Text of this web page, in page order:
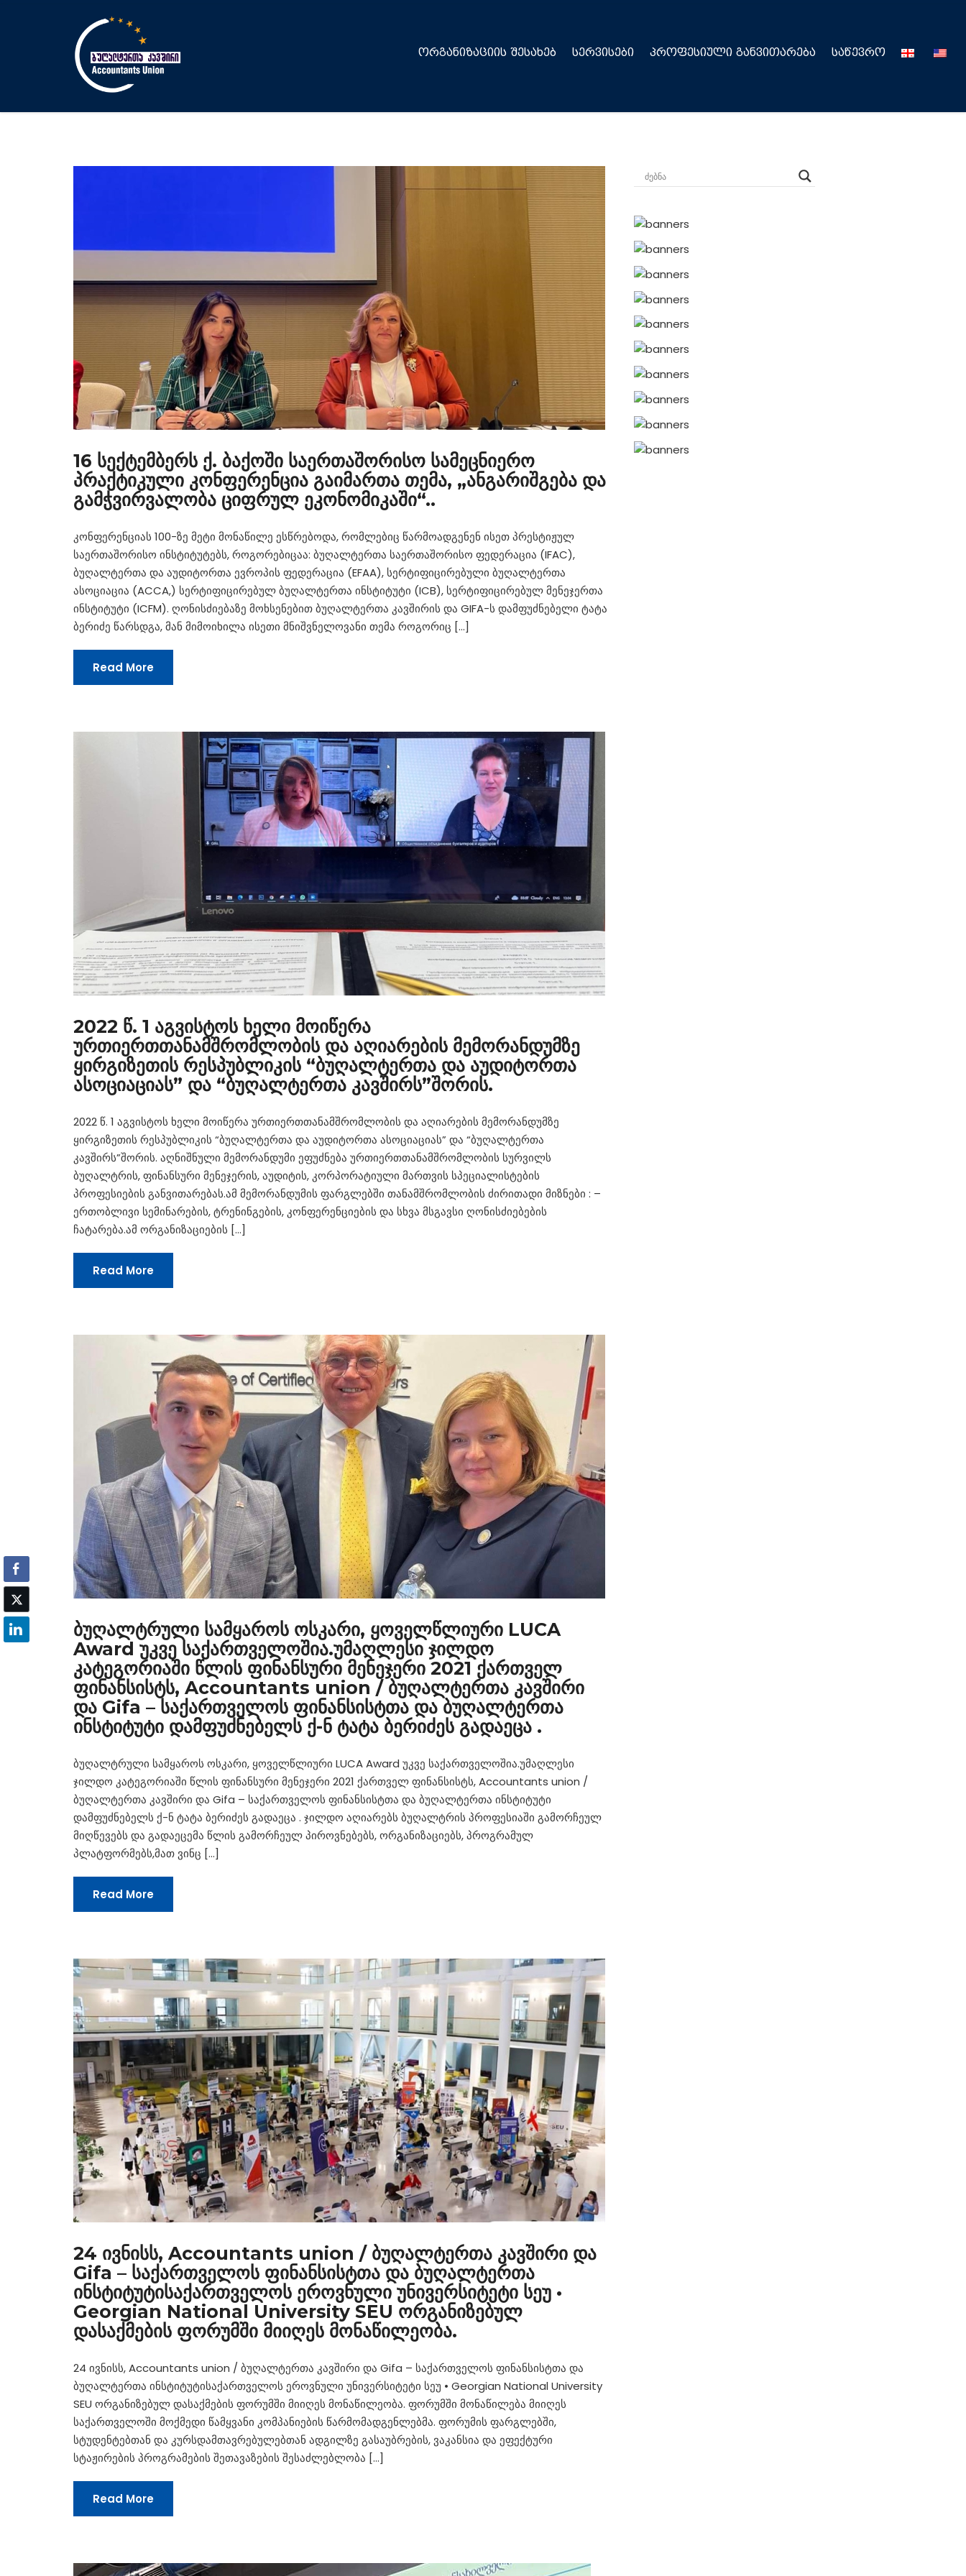
ᲝᲠᲒᲐᲜᲘᲖᲐᲪᲘᲘᲡ ᲨᲔᲡᲐᲮᲔᲑ ᲡᲔᲠᲕᲘᲡᲔᲑᲘ ᲞᲠᲝᲤᲔᲡᲘᲣᲚᲘ ᲒᲐᲜᲕᲘᲗᲐᲠᲔᲑᲐ ᲡᲐᲬᲔᲕᲠᲝ
16 სექტემბერს ქ. ბაქოში საერთაშორისო სამეცნიერო
პრაქტიკული კონფერენცია გაიმართა თემა, „ანგარიშგება და
გამჭვირვალობა ციფრულ ეკონომიკაში“..
კონფერენციას 100-ზე მეტი მონაწილე ესწრებოდა, რომლებიც წარმოადგენენ ისეთ პრესტიჟულ
საერთაშორისო ინსტიტუტებს, როგორებიცაა: ბუღალტერთა საერთაშორისო ფედერაცია (IFAC),
ბუღალტერთა და აუდიტორთა ევროპის ფედერაცია (EFAA), სერტიფიცირებული ბუღალტერთა
ასოციაცია (ACCA,) სერტიფიცირებულ ბუღალტერთა ინსტიტუტი (ICB), სერტიფიცირებულ მენეჯერთა
ინსტიტუტი (ICFM). ღონისძიებაზე მოხსენებით ბუღალტერთა კავშირის და GIFA-ს დამფუძნებელი ტატა
ბერიძე წარსდგა, მან მიმოიხილა ისეთი მნიშვნელოვანი თემა როგორიც […]
Read More
2022 წ. 1 აგვისტოს ხელი მოიწერა
ურთიერთთანამშრომლობის და აღიარების მემორანდუმზე
ყირგიზეთის რესპუბლიკის “ბუღალტერთა და აუდიტორთა
ასოციაციას” და “ბუღალტერთა კავშირს”შორის.
2022 წ. 1 აგვისტოს ხელი მოიწერა ურთიერთთანამშრომლობის და აღიარების მემორანდუმზე
ყირგიზეთის რესპუბლიკის “ბუღალტერთა და აუდიტორთა ასოციაციას” და “ბუღალტერთა
კავშირს”შორის. აღნიშნული მემორანდუმი ეფუძნება ურთიერთთანამშრომლობის სურვილს
ბუღალტრის, ფინანსური მენეჯერის, აუდიტის, კორპორატიული მართვის სპეციალისტების
პროფესიების განვითარებას.ამ მემორანდუმის ფარგლებში თანამშრომლობის ძირითადი მიზნები : –
ერთობლივი სემინარების, ტრენინგების, კონფერენციების და სხვა მსგავსი ღონისძიებების
ჩატარება.ამ ორგანიზაციების […]
Read More
ბუღალტრული სამყაროს ოსკარი, ყოველწლიური LUCA
Award უკვე საქართველოშია.უმაღლესი ჯილდო
კატეგორიაში წლის ფინანსური მენეჯერი 2021 ქართველ
ფინანსისტს, Accountants union / ბუღალტერთა კავშირი
და Gifa – საქართველოს ფინანსისტთა და ბუღალტერთა
ინსტიტუტი დამფუძნებელს ქ-ნ ტატა ბერიძეს გადაეცა .
ბუღალტრული სამყაროს ოსკარი, ყოველწლიური LUCA Award უკვე საქართველოშია.უმაღლესი
ჯილდო კატეგორიაში წლის ფინანსური მენეჯერი 2021 ქართველ ფინანსისტს, Accountants union /
ბუღალტერთა კავშირი და Gifa – საქართველოს ფინანსისტთა და ბუღალტერთა ინსტიტუტი
დამფუძნებელს ქ-ნ ტატა ბერიძეს გადაეცა . ჯილდო აღიარებს ბუღალტრის პროფესიაში გამორჩეულ
მიღწევებს და გადაეცემა წლის გამორჩეულ პიროვნებებს, ორგანიზაციებს, პროგრამულ
პლატფორმებს,მათ ვინც […]
Read More
24 ივნისს, Accountants union / ბუღალტერთა კავშირი და
Gifa – საქართველოს ფინანსისტთა და ბუღალტერთა
ინსტიტუტისაქართველოს ეროვნული უნივერსიტეტი სეუ •
Georgian National University SEU ორგანიზებულ
დასაქმების ფორუმში მიიღეს მონაწილეობა.
24 ივნისს, Accountants union / ბუღალტერთა კავშირი და Gifa – საქართველოს ფინანსისტთა და
ბუღალტერთა ინსტიტუტისაქართველოს ეროვნული უნივერსიტეტი სეუ • Georgian National University
SEU ორგანიზებულ დასაქმების ფორუმში მიიღეს მონაწილეობა. ფორუმში მონაწილება მიიღეს
საქართველოში მოქმედი წამყვანი კომპანიების წარმომადგენლებმა. ფორუმის ფარგლებში,
სტუდენტებთან და კურსდამთავრებულებთან ადგილზე გასაუბრების, ვაკანსია და ეფექტური
სტაჟირების პროგრამების შეთავაზების შესაძლებლობა […]
Read More